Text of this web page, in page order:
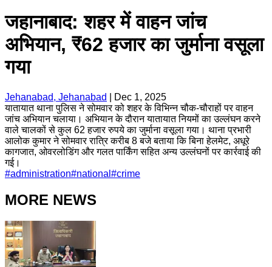
जहानाबाद: शहर में वाहन जांच
अभियान, ₹62 हजार का जुर्माना वसूला
गया
Jehanabad, Jehanabad
Dec 1, 2025
यातायात थाना पुलिस ने सोमवार को शहर के विभिन्न चौक-चौराहों पर वाहन
जांच अभियान चलाया। अभियान के दौरान यातायात नियमों का उल्लंघन करने
वाले चालकों से कुल 62 हजार रुपये का जुर्माना वसूला गया। थाना प्रभारी
आलोक कुमार ने सोमवार रात्रि करीब 8 बजे बताया कि बिना हेलमेट, अधूरे
कागजात, ओवरलोडिंग और गलत पार्किंग सहित अन्य उल्लंघनों पर कार्रवाई की
गई।
#administration#national #crime
MORE NEWS